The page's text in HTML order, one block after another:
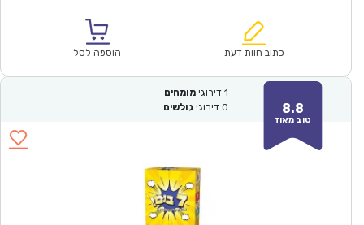
₪64.00.
הוא:
כתוב חוות דעת הוספה לסל
8.8
טוב מאוד
1 דירוגי מומחים
0 דירוגי גולשים